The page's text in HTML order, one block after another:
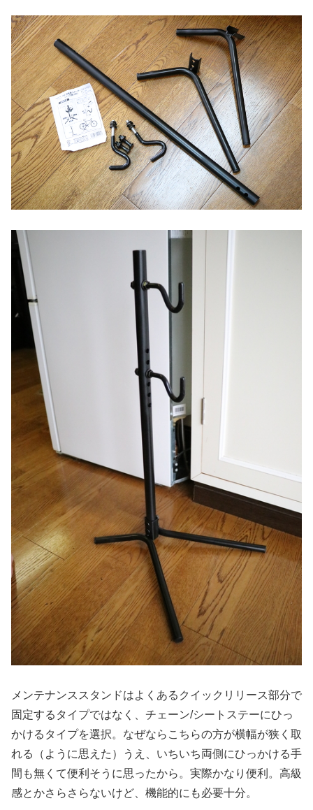
メンテナンススタンドはよくあるクイックリリース部分で
固定するタイプではなく、チェーン/シートステーにひっ
かけるタイプを選択。なぜならこちらの方が横幅が狭く取
れる（ように思えた）うえ、いちいち両側にひっかける手
間も無くて便利そうに思ったから。実際かなり便利。高級
感とかさらさらないけど、機能的にも必要十分。